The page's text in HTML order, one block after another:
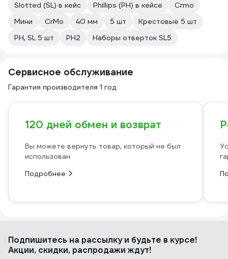
Slotted (SL) в кейс
Phillips (PH) в кейсе
Crmo
Мини
CrMo 40 мм 5 шт
Крестовые 5 шт
PH, SL 5 шт
PH2 Наборы отверток SL5
Сервисное обслуживание
Гарантия производителя 1 год
120 дней обмен и возврат
Вы можете вернуть товар, который не был
использован
Подробнее
Подпишитесь на рассылкуи будьте в курсе!
Акции, скидки, распродажи ждут!